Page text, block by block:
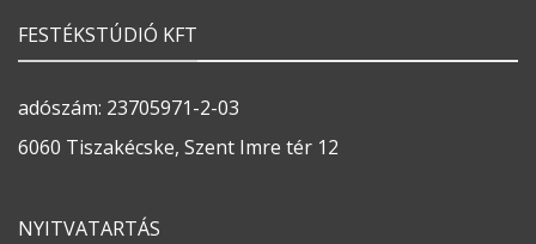
FESTÉKSTÚDIÓ KFT
adószám: 23705971-2-03
6060 Tiszakécske, Szent Imre tér 12
NYITVATARTÁS